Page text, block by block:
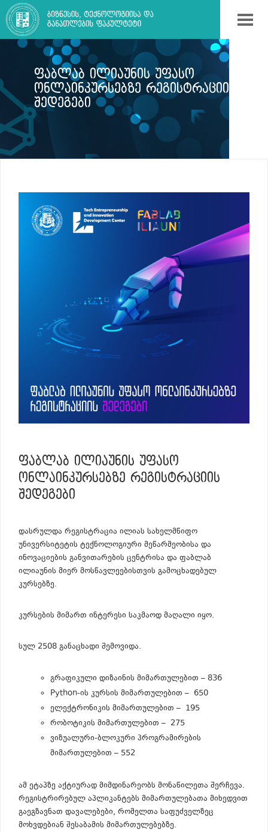
ᲤᲐᲑᲚᲐᲑ ᲘᲚᲘᲐᲣᲜᲘᲡ ᲣᲤᲐᲡᲝ
ᲝᲜᲚᲐᲘᲜᲙᲣᲠᲡᲔᲑᲖᲔ ᲠᲔᲒᲘᲡᲢᲠᲐᲪᲘᲘᲡ
ᲨᲔᲓᲔᲒᲔᲑᲘ
ᲤᲐᲑᲚᲐᲑ ᲘᲚᲘᲐᲣᲜᲘᲡ ᲣᲤᲐᲡᲝ
ᲝᲜᲚᲐᲘᲜᲙᲣᲠᲡᲔᲑᲖᲔ ᲠᲔᲒᲘᲡᲢᲠᲐᲪᲘᲘᲡ
ᲨᲔᲓᲔᲒᲔᲑᲘ
დასრულდა რეგისტრაცია ილიას სახელმწიფო
უნივერსიტეტის ტექნოლოგიური მეწარმეობისა და
ინოვაციების განვითარების ცენტრისა და ფაბლაბ
ილიაუნის მიერ მოსწავლეებისთვის გამოცხადებულ
კურსებზე.
კურსების მიმართ ინტერესი საკმაოდ მაღალი იყო.
სულ 2508 განაცხადი შემოვიდა.
გრაფიკული დიზაინის მიმართულებით – 836
Python-ის კურსის მიმართულებით – 650
ელექტრონიკის მიმართულებით – 195
რობოტიკის მიმართულებით – 275
ვიზუალური-ბლოკური პროგრამირების
მიმართულებით – 552
ამ ეტაპზე აქტიურად მიმდინარეობს მონაწილეთა შერჩევა.
რეგისტრირებულ აპლიკანტებს მიმართულებათა მიხედვით
გაეგზავნათ დავალებები, რომელთა საფუძველზეც
მოხვდებიან შესაბამის მიმართულებებზე.